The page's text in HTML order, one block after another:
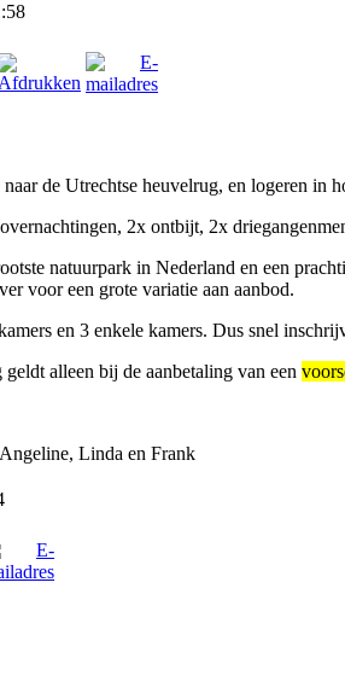
de Utrechtse heuvelrug, en logeren in
2x ontbijt, 2x
natuurpark in Nederland en een
voor een grote variatie aan aanbod.
en 3 enkele kamers. Dus snel
alleen bij de aanbetaling van een
Linda en Frank